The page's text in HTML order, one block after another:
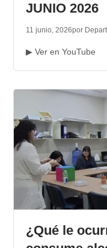
JUNIO 2026
11 junio, 2026por
▶ Ver en YouTube
¿Qué le